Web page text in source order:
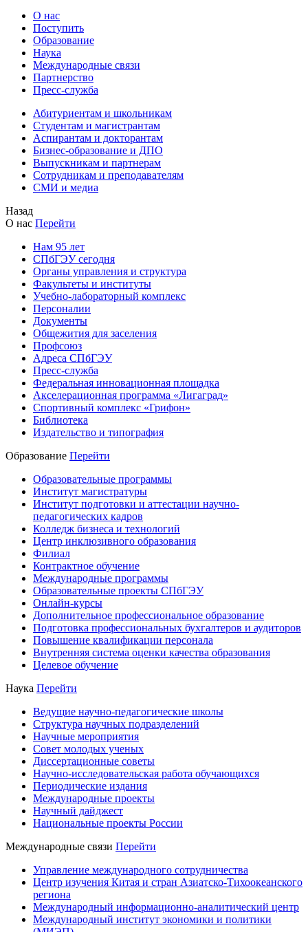
О нас
Поступить
Образование
Наука
Международные связи
Партнерство
Пресс-служба
Абитуриентам и школьникам
Студентам и магистрантам
Аспирантам и докторантам
Бизнес-образование и ДПО
Выпускникам и партнерам
Сотрудникам и преподавателям
СМИ и медиа
Назад
О нас Перейти
Нам 95 лет
СПбГЭУ сегодня
Органы управления и структура
Факультеты и институты
Учебно-лабораторный комплекс
Персоналии
Документы
Общежития для заселения
Профсоюз
Адреса СПбГЭУ
Пресс-служба
Федеральная инновационная площадка
Акселерационная программа «Лигаград»­­
Спортивный комплекс «Грифон»
Библиотека
Издательство и типография
Образование Перейти
Образовательные программы
Институт магистратуры
Институт подготовки и аттестации научно-
педагогических кадров
Колледж бизнеса и технологий
Центр инклюзивного образования
Филиал
Контрактное обучение
Международные программы
Образовательные проекты СПбГЭУ
Онлайн-курсы
Дополнительное профессиональное образование
Подготовка профессиональных бухгалтеров и аудиторов
Повышение квалификации персонала
Внутренняя система оценки качества образования
Целевое обучение
Наука Перейти
Ведущие научно-педагогические школы
Структура научных подразделений
Научные мероприятия
Совет молодых ученых
Диссертационные советы
Научно-исследовательская работа обучающихся
Периодические издания
Международные проекты
Научный дайджест
Национальные проекты России
Международные связи Перейти
Управление международного сотрудничества
Центр изучения Китая и стран Азиатско-Тихоокеанского
региона
Международный информационно-аналитический центр
Международный институт экономики и политики